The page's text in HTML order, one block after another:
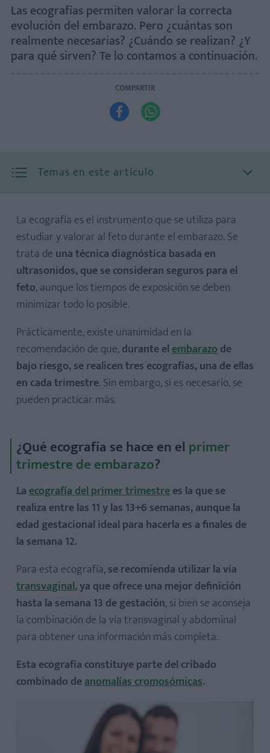
Las ecografías permiten valorar la correcta
evolución del embarazo. Pero ¿cuántas son
realmente necesarias? ¿Cuándo se realizan? ¿Y
para qué sirven? Te lo contamos a continuación.
COMPARTIR
 
Temas en este artículo
¿Para qué sirve la ecografía del segundo trimestre de
embarazo?
¿Para qué sirve la ecografía del tercer trimestre de
embarazo?
La ecografía es el instrumento que se utiliza para
estudiar y valorar al feto durante el embarazo. Se
trata de una técnica diagnóstica basada en
ultrasonidos, que se consideran seguros para el
feto, aunque los tiempos de exposición se deben
minimizar todo lo posible.
Prácticamente, existe unanimidad en la
recomendación de que,durante elembarazode
bajo riesgo, se realicen tres ecografías, una de ellas
en cada trimestre. Sin embargo, si es necesario, se
pueden practicar más.
¿Qué ecografía se hace en el primer
trimestre de embarazo?
Laecografía del primer trimestrees la que se
realiza entre las 11 y las 13+6 semanas, aunque la
edad gestacional ideal para hacerla es a finales de
la semana 12.
Para esta ecografía,se recomienda utilizar la vía
transvaginal, ya que ofrece una mejor definición
hasta la semana 13 de gestación, si bien se aconseja
la combinación de la vía transvaginal y abdominal
para obtener una información más completa.
Esta ecografía constituye parte del cribado
combinado deanomalías cromosómicas.